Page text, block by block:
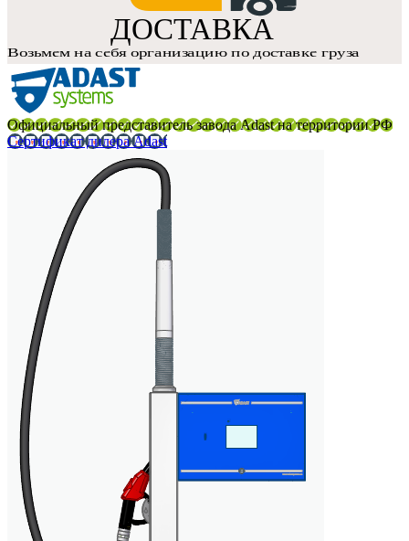
Официальный представитель завода Adast на территории РФ
Сертификат дилера Adast